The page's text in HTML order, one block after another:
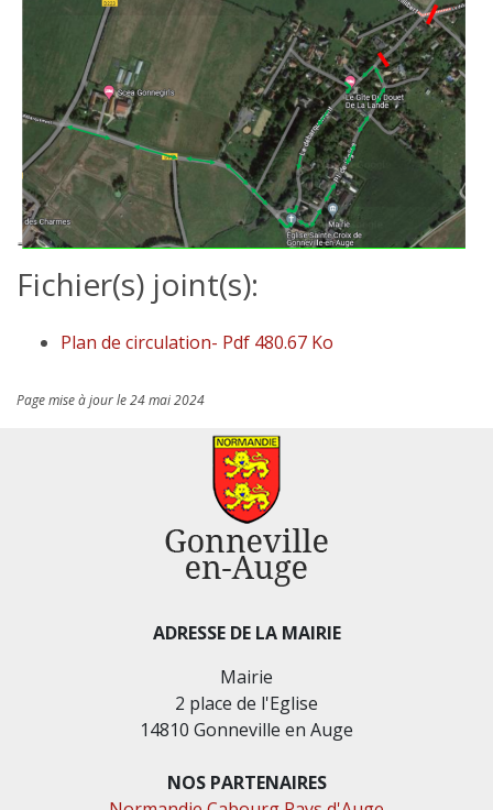
Fichier(s) joint(s):
Plan de circulation- Pdf 480.67 Ko
Page mise à jour le 24 mai 2024
ADRESSE DE LA MAIRIE
Mairie
2 place de l'Eglise
14810 Gonneville en Auge
NOS PARTENAIRES